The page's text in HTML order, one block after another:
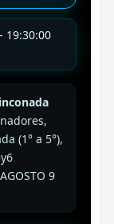
19:30:00
(1° a 5°),
9